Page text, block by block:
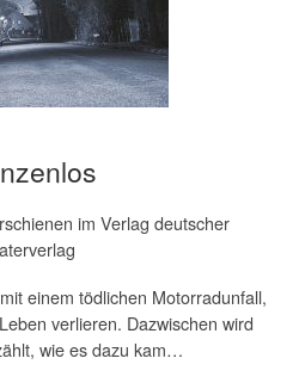
im Verlag deutscher
einem tödlichen Motorradunfall,
verlieren. Dazwischen wird
wie es dazu kam…